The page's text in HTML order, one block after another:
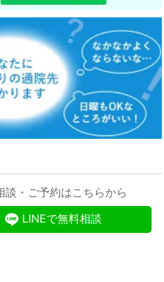
談・ご予約はこちらから
LINEで無料相談